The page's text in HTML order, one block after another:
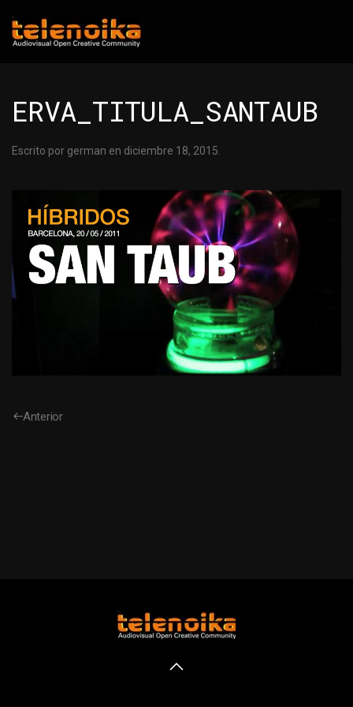
Ir al contenido principal
ERVA_TITULA_SANTAUB
Escrito por german en diciembre 18, 2015
Anterior